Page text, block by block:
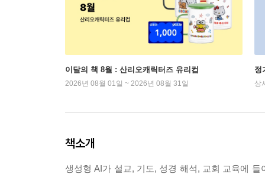
이달의 책 8월 : 산리오캐릭터즈 유리컵
2026년 08월 01일 ~ 2026년 08월 31일
정
상
책소개
생성형 AI가 설교, 기도, 성경 해석, 교회 교육에